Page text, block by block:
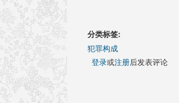
分类标签:
犯罪构成
登录或注册后发表评论